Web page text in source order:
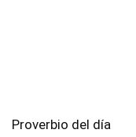
Proverbio del día